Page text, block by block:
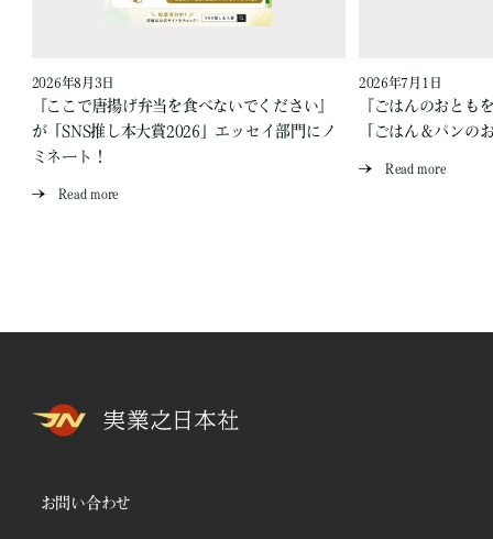
2026年8月3日
『ここで唐揚げ弁当を食べないでください』
が「SNS推し本大賞2026」エッセイ部門にノ
ミネート！
Read more
2026年7月1日
『ごはんのおとも
「ごはん＆パンの
Read more
お問い合わせ